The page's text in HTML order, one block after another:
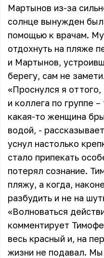
Мартынов из-за
солнце вынужден был
помощью к врачам.
отдохнуть на пляже
и Мартынов,
берегу, сам не
«Проснулся я
и коллега по группе
какая-то женщина
водой, -
уснул настолько
стало припекать
потерял сознание.
пляжу, а когда,
разбудить и не на
«Волноваться
комментирует
весь красный и, на
жизни не подавал. Мы